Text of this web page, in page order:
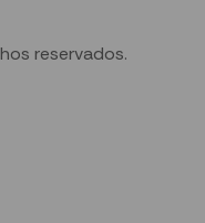
reservados.